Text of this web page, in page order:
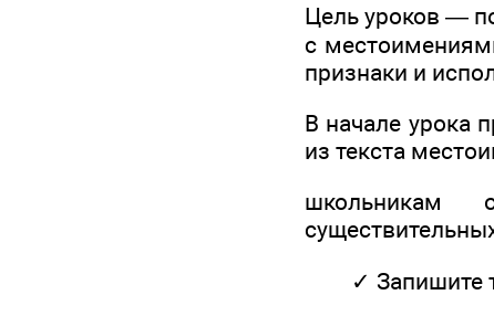
Цель уроков —
с
признаки и
В начале урока
из текста
школьникам
✓ Запишите